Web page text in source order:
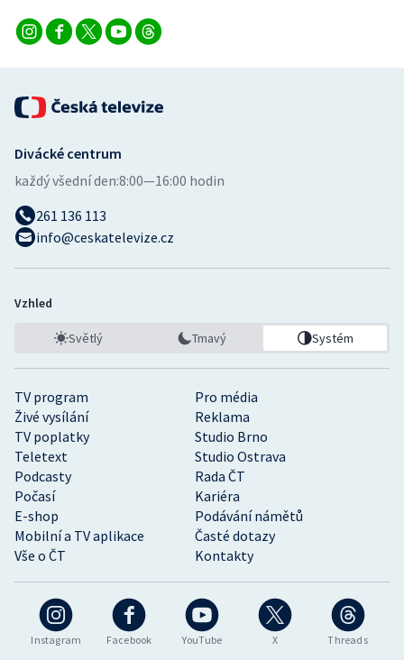
Volejbal
Instagram Facebook YouTube X Threads
TV program
Pro média
Živé vysílání
Reklama
TV poplatky
Studio Brno
Teletext
Studio Ostrava
Podcasty
Rada ČT
Počasí
Kariéra
E-shop
Podávání námětů
Mobilní a TV aplikace
Časté dotazy
Vše o ČT
Kontakty
Divácké centrum
každý všední den:8:00—16:00 hodin
261 136 113
info@ceskatelevize.cz
Vzhled
Světlý Tmavý Systém